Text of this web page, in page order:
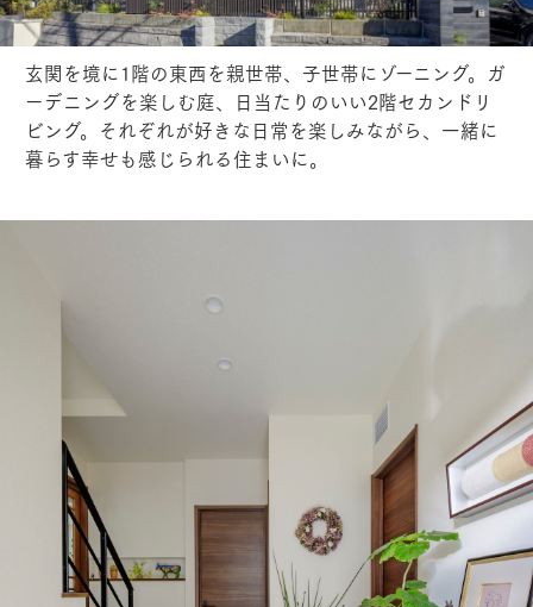
玄関を境に1階の東西を親世帯、子世帯にゾーニング。ガ
ーデニングを楽しむ庭、日当たりのいい2階セカンドリ
ビング。それぞれが好きな日常を楽しみながら、一緒に
暮らす幸せも感じられる住まいに。